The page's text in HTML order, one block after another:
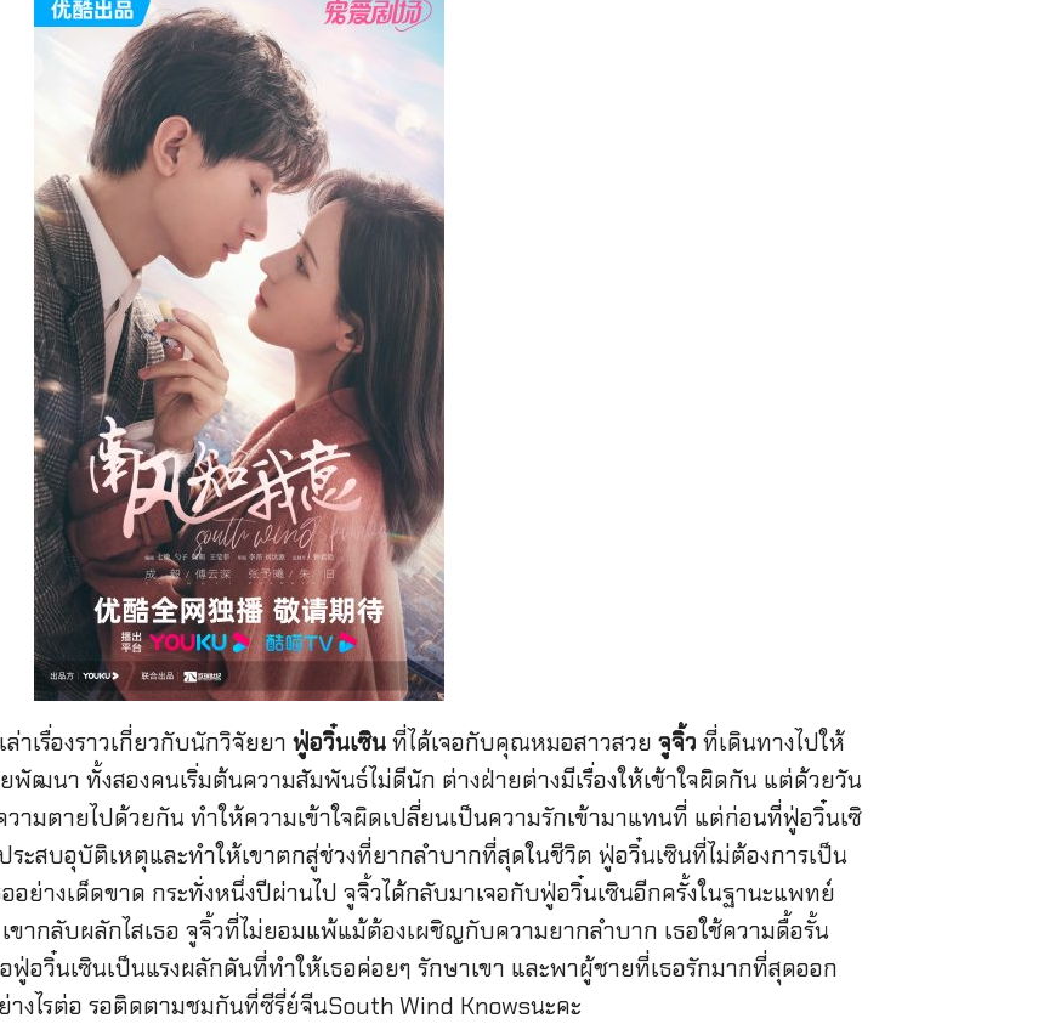
เรื่องราวเกี่ยวกับนักวิจัยยา ฟู่อวิ๋นเซินที่ได้เจอกับคุณหมอสาวสวย จูจิ้ว ที่เดินทางไปให้
ฒนา ทั้งสองคนเริ่มต้นความสัมพันธ์ไม่ดีนัก ต่างฝ่ายต่างมีเรื่องให้เข้าใจผิดกัน แต่ด้วยวัน
ามตายไปด้วยกัน ทำให้ความเข้าใจผิดเปลี่ยนเป็นความรักเข้ามาแทนที่ แต่ก่อนที่ฟู่อวิ๋นเซิ
ะสบอุบัติเหตุและทำให้เขาตกสู่ช่วงที่ยากลำบากที่สุดในชีวิต ฟู่อวิ๋นเซินที่ไม่ต้องการเป็น
อย่างเด็ดขาด กระทั่งหนึ่งปีผ่านไป จูจิ้วได้กลับมาเจอกับฟู่อวิ๋นเซินอีกครั้งในฐานะแพทย์
ขากลับผลักไสเธอ จูจิ้วที่ไม่ยอมแพ้แม้ต้องเผชิญกับความยากลำบาก เธอใช้ความดื้อรั้น
ฟู่อวิ๋นเซินเป็นแรงผลักดันที่ทำให้เธอค่อยๆ รักษาเขา และพาผู้ชายที่เธอรักมากที่สุดออก
างไรต่อ รอติดตามชมกันที่ซีรี่ย์จีนSouth Wind Knowsนะคะ